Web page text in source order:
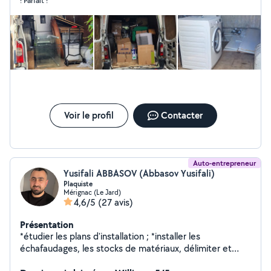
Voir le profil Contacter
Auto-entrepreneur
Yusifali ABBASOV (Abbasov Yusifali)
Plaquiste
Mérignac (Le Jard)
4,6/5 (27 avis)
Présentation
*étudier les plans d'installation ; *installer les
échafaudages, les stocks de matériaux, délimiter et